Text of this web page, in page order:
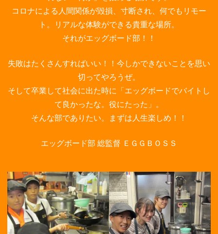
コロナによる人間関係が毀損、寸断され、何でもリモー
ト。リアルな体験ができる貴重な場所。
それがエッグボード部！！
失敗はたくさんすればいい！！今しかできないことを思い
切ってやろうぜ。
そして卒業して社会に出た時に「エッグボードでバイトし
て良かったな。役にたった」。
そんな部でありたい。まずは人生楽しめ！！
エッグボード部 総監督 ＥＧＧＢＯＳＳ